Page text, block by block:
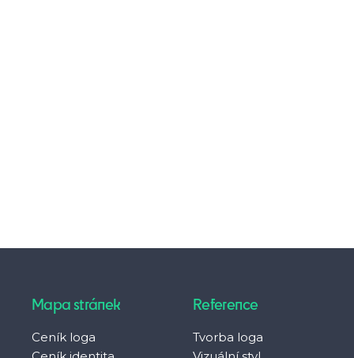
Mapa stránek
Ceník loga
Reference
Tvorba loga